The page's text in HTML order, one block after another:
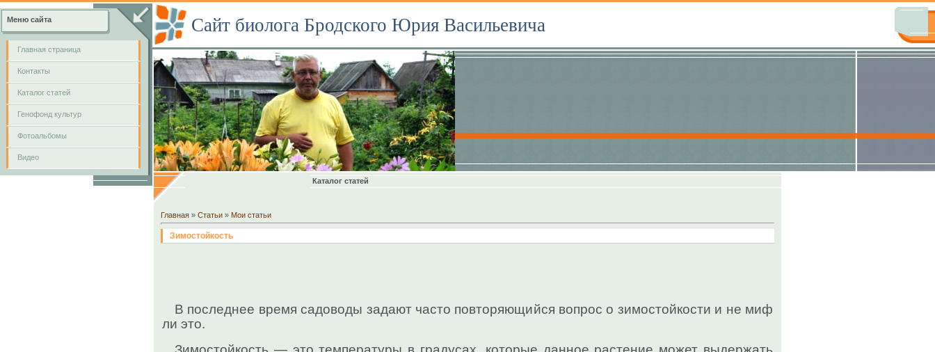
Меню сайта
Главная страница
Контакты
Каталог статей
Генофонд культур
Фотоальбомы
Видео
Сайт биолога Бродского Юрия Васильевича
Каталог статей
Главная » Статьи » Мои статьи
Зимостойкость
В последнее время садоводы задают часто повторяющийся вопрос о зимостойкости и не миф
ли это.